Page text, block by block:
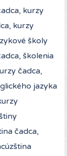
kurzy
kurzy
školy
školenia
čadca,
jazyka
čadca,